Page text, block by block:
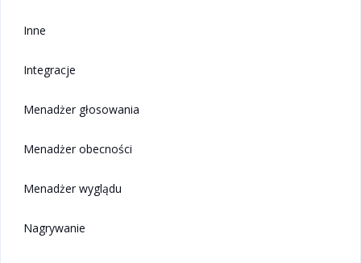
Inne
Integracje
Menadżer głosowania
Menadżer obecności
Menadżer wyglądu
Nagrywanie